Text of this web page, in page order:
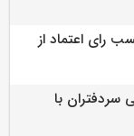
رای اعتماد از
سردفتران با